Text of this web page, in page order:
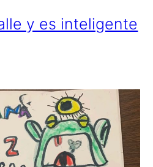
y es inteligente